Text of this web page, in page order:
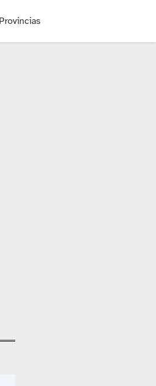
Provincias